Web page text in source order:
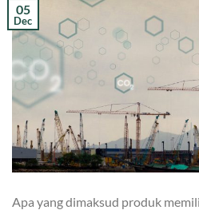
05
Dec
Apa yang dimaksud produk